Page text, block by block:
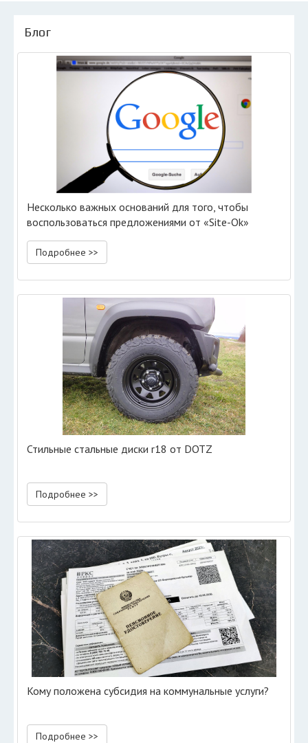
Блог
Несколько важных оснований для того, чтобы
воспользоваться предложениями от «Site-Ok»‎
Подробнее >>
Стильные стальные диски r18 от DOTZ
Подробнее >>
Кому положена субсидия на коммунальные услуги?
Подробнее >>